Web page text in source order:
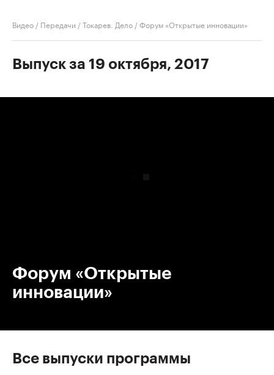
Видео / Передачи /Токарев. Дело /Форум «Открытые инновации»
Выпуск за 19 октября, 2017
Форум «Открытые
инновации»
Все выпуски программы